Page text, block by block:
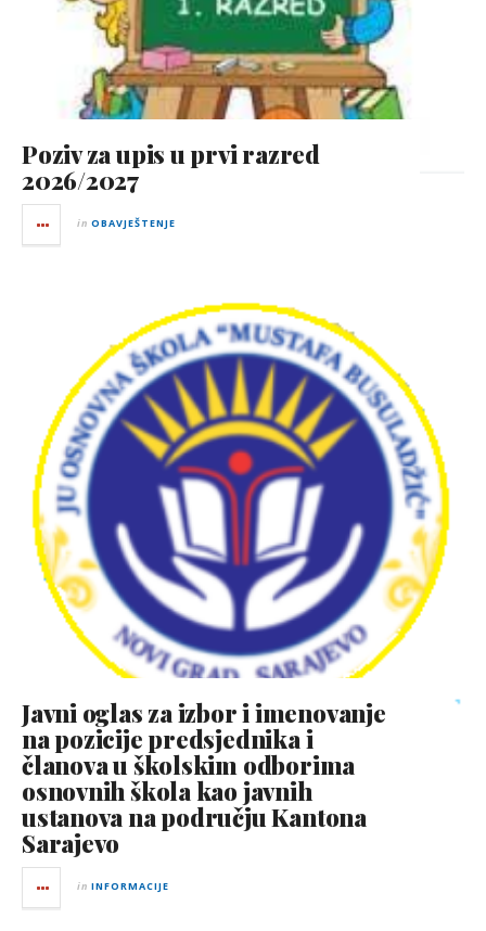
Poziv za upis u prvi razred
2026/2027
in OBAVJEŠTENJE
Javni oglas za izbor i imenovanje
na pozicije predsjednika i
članova u školskim odborima
osnovnih škola kao javnih
ustanova na području Kantona
Sarajevo
in INFORMACIJE